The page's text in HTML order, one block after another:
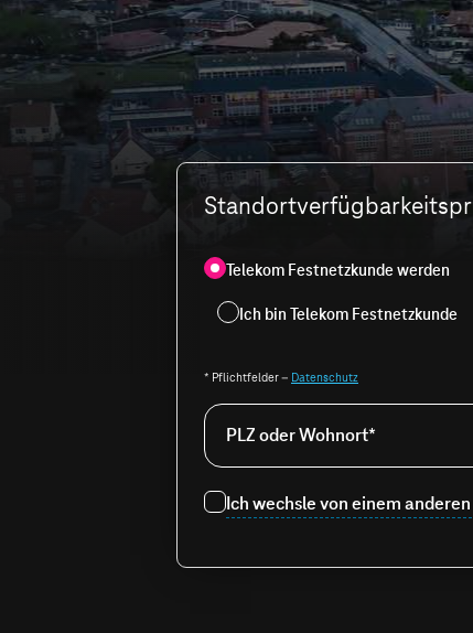
Telekom Festnetzkunde werden
Ich bin Telekom Festnetzkunde
* Pflichtfelder – Datenschutz
PLZ oder Wohnort*
Ich wechsle von einem